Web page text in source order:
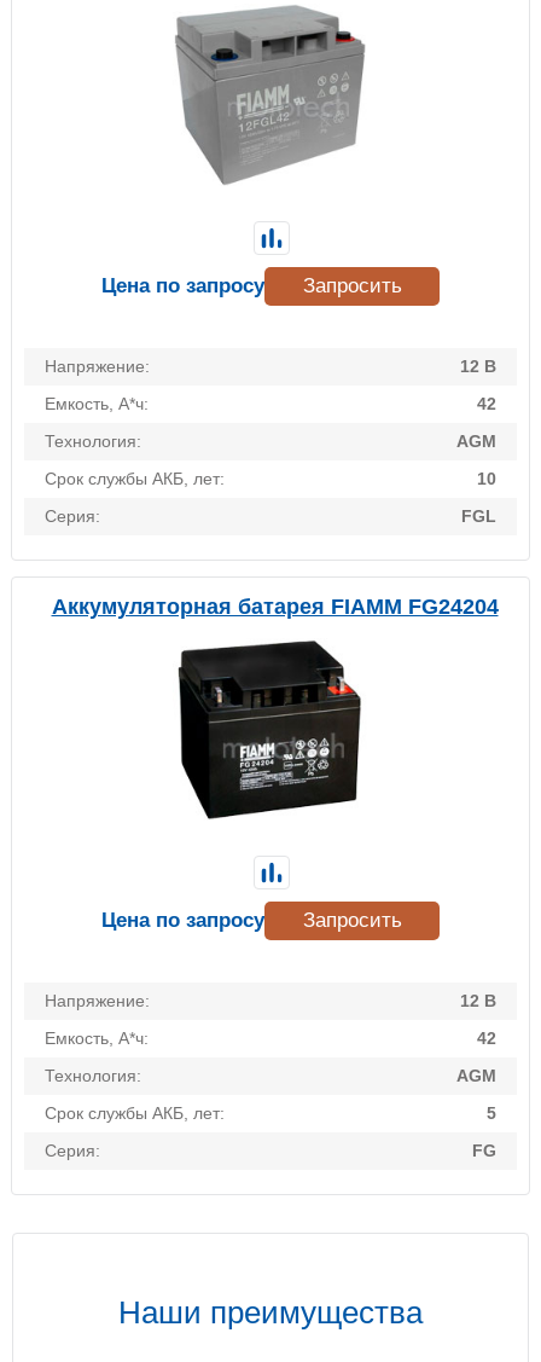
Напряжение:
12 В
Емкость, А*ч:
42
Технология:
AGM
Срок службы АКБ, лет:
10
Серия:
FGL
Цена по запросу Запросить
Аккумуляторная батарея FIAMM FG24204
Напряжение:
12 В
Емкость, А*ч:
42
Технология:
AGM
Срок службы АКБ, лет:
5
Серия:
FG
Цена по запросу Запросить
Наши преимущества